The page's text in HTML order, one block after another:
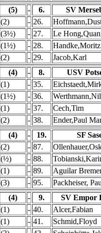
(5) - 6.
SV
(2) - 26.
(3½) - 27.
Le
(1½) - 28.
Handke,Moritz
(2) - 29.
Jacob,Karl
(4) - 8.
USV
(1) - 35.
(1½) - 36.
(1) - 37.
Cech,Tim
(2) - 38.
Ender,Paul
(4) - 19.
SF
(2) - 87.
(½) - 88.
(1) - 89.
Aguilar
(3) - 95.
Packheiser,
(4) - 9.
SV Empor
(1) - 40.
Alcer,Fabian
(1) - 41.
Schmid,Floyd